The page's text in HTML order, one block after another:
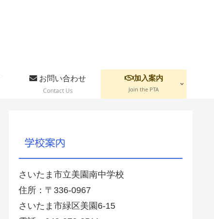
お問い合わせ
Contact Us
加入案内
Join the PTA
学校案内
さいたま市立美園南中学校
住所：〒336-0967
さいたま市緑区美園6-15